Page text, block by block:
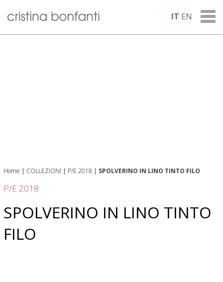
IT EN
Home | COLLEZIONI | P/E 2018 | SPOLVERINO IN LINO TINTO FILO
P/E 2018
SPOLVERINO IN LINO TINTO
FILO